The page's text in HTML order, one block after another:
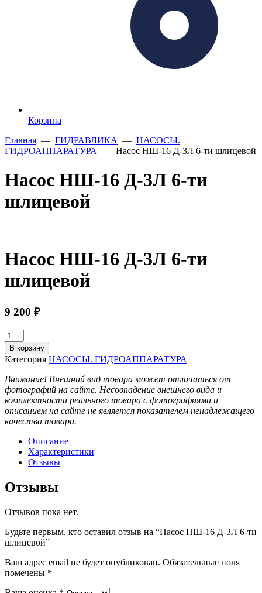
Корзина
Главная — ГИДРАВЛИКА — НАСОСЫ.
ГИДРОАППАРАТУРА — Насос НШ-16 Д-3Л 6-ти шлицевой
Насос НШ-16 Д-3Л 6-ти
шлицевой
Насос НШ-16 Д-3Л 6-ти
шлицевой
9 200 ₽
Количество
товара
Насос
НШ-16
Д-3Л
6-
ти
шлицевой
В корзину
Категория НАСОСЫ. ГИДРОАППАРАТУРА
Внимание! Внешний вид товара может отличаться от
фотографий на сайте. Несовпадение внешнего вида и
комплектности реального товара с фотографиями и
описанием на сайте не является показателем ненадлежащего
качества товара.
Описание
Характеристики
Отзывы
Отзывы
Отзывов пока нет.
Будьте первым, кто оставил отзыв на “Насос НШ-16 Д-3Л 6-ти
шлицевой”
Ваш адрес email не будет опубликован. Обязательные поля
помечены *